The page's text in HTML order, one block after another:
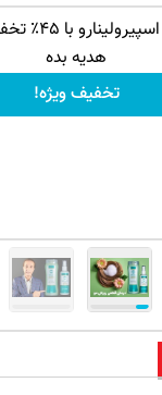
شامپو جلبک
هدیه بده
تخفیف ویژه!